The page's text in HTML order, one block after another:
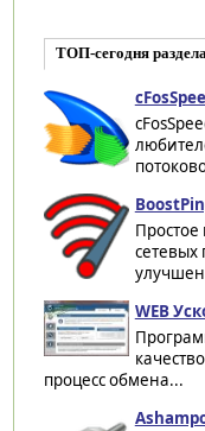
ТОП-сегодня
сетевых
WEB
процесс обмена...